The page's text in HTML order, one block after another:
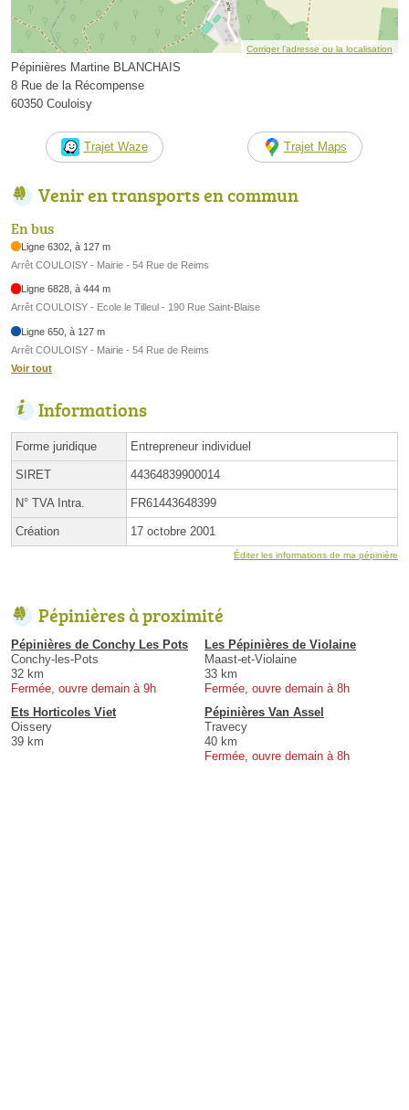
Corriger l’adresse ou la localisation
Pépinières Martine BLANCHAIS
8 Rue de la Récompense
60350 Couloisy
Trajet Waze Trajet Maps
Venir en transports en commun
En bus
Ligne 6302, à 127 m
Arrêt COULOISY - Mairie - 54 Rue de Reims
Ligne 6828, à 444 m
Arrêt COULOISY - Ecole le Tilleul - 190 Rue Saint-Blaise
Ligne 650, à 127 m
Arrêt COULOISY - Mairie - 54 Rue de Reims
Voir tout
Informations
Forme juridique Entrepreneur individuel
SIRET 44364839900014
N° TVA Intra. FR61443648399
Création 17 octobre 2001
Éditer les informations de ma pépinière
Pépinières à proximité
Pépinières de Conchy Les Pots
Conchy-les-Pots
32 km
Fermée, ouvre demain à 9h
Les Pépinières de Violaine
Maast-et-Violaine
33 km
Fermée, ouvre demain à 8h
Ets Horticoles Viet
Oissery
39 km
Pépinières Van Assel
Travecy
40 km
Fermée, ouvre demain à 8h